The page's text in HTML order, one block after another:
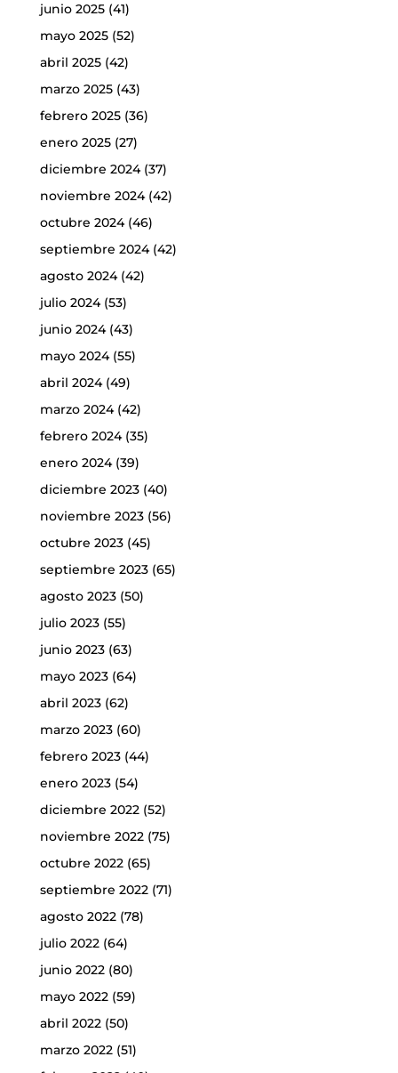
junio 2025(41)
mayo 2025(52)
abril 2025(42)
marzo 2025(43)
febrero 2025(36)
enero 2025(27)
diciembre 2024(37)
noviembre 2024(42)
octubre 2024(46)
septiembre 2024(42)
agosto 2024(42)
julio 2024(53)
junio 2024(43)
mayo 2024(55)
abril 2024(49)
marzo 2024(42)
febrero 2024(35)
enero 2024(39)
diciembre 2023(40)
noviembre 2023(56)
octubre 2023(45)
septiembre 2023(65)
agosto 2023(50)
julio 2023(55)
junio 2023(63)
mayo 2023(64)
abril 2023(62)
marzo 2023(60)
febrero 2023(44)
enero 2023(54)
diciembre 2022(52)
noviembre 2022(75)
octubre 2022(65)
septiembre 2022(71)
agosto 2022(78)
julio 2022(64)
junio 2022(80)
mayo 2022(59)
abril 2022(50)
marzo 2022(51)